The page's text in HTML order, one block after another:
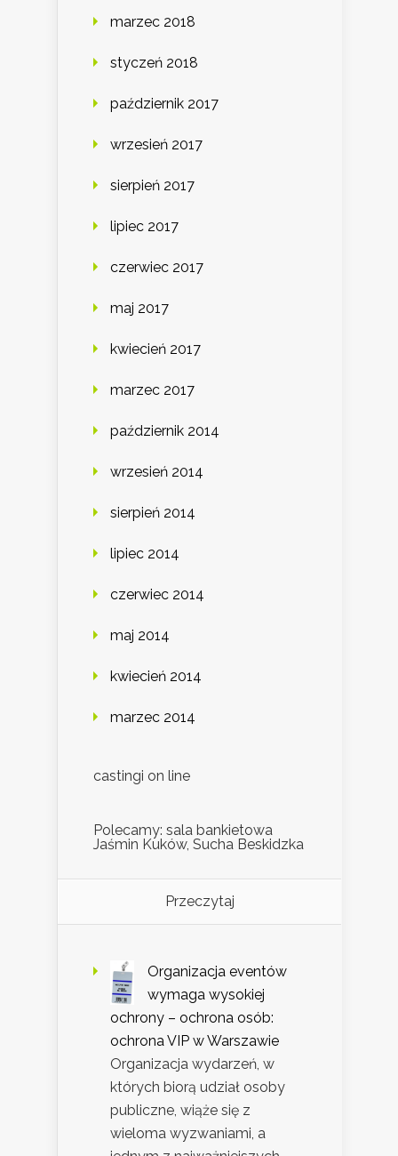
marzec 2018
styczeń 2018
październik 2017
wrzesień 2017
sierpień 2017
lipiec 2017
czerwiec 2017
maj 2017
kwiecień 2017
marzec 2017
październik 2014
wrzesień 2014
sierpień 2014
lipiec 2014
czerwiec 2014
maj 2014
kwiecień 2014
marzec 2014
castingi on line
Polecamy: sala bankietowa
Jaśmin Kuków, Sucha Beskidzka
Przeczytaj
Organizacja eventów
wymaga wysokiej
ochrony – ochrona osób:
ochrona VIP w Warszawie
Organizacja wydarzeń, w
których biorą udział osoby
publiczne, wiąże się z
wieloma wyzwaniami, a